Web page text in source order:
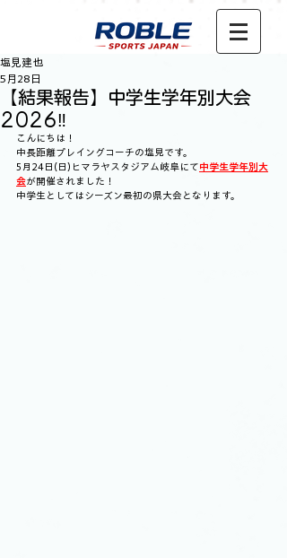
【結果報告】中学生学年別大会
2026‼︎
塩見建也
5月28日
こんにちは！
中長距離プレイングコーチの塩見です。
5月24日(日)ヒマラヤスタジアム岐阜にて中学生学年別大
会が開催されました！
中学生としてはシーズン最初の県大会となります。